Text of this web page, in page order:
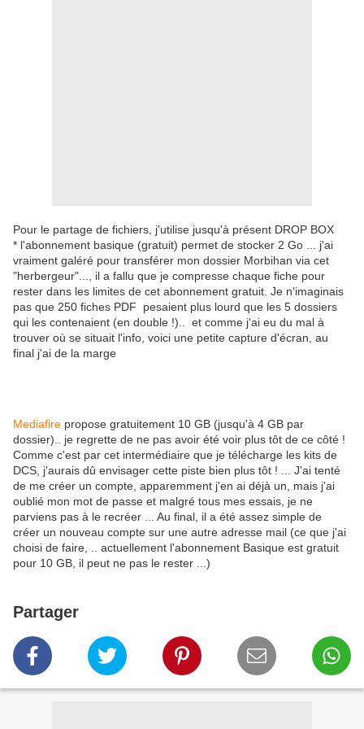
Pour le partage de fichiers, j'utilise jusqu'à présent DROP BOX
* l'abonnement basique (gratuit) permet de stocker 2 Go
... j'ai
vraiment galéré pour transférer mon dossier Morbihan via cet
"herbergeur"..., il a fallu que je compresse chaque fiche pour
rester dans les limites de cet abonnement gratuit. Je n'imaginais
pas que 250 fiches PDF pesaient plus lourd que les 5 dossiers
qui les contenaient (en double !).. et comme j'ai eu du mal à
trouver où se situait l'info, voici une petite capture d'écran, au
final j'ai de la marge
Mediafire propose gratuitement 10 GB (jusqu'à 4 GB par
dossier).. je regrette de ne pas avoir été voir plus tôt de ce côté !
Comme c'est par cet intermédiaire que je télécharge les kits de
DCS, j'aurais dû envisager cette piste bien plus tôt ! ... J'ai tenté
de me créer un compte, apparemment j'en ai déjà un, mais j'ai
oublié mon mot de passe et malgré tous mes essais, je ne
parviens pas à le recréer ... Au final, il a été assez simple de
créer un nouveau compte sur une autre adresse mail (ce que j'ai
choisi de faire, .. actuellement l'abonnement Basique est gratuit
pour 10 GB, il peut ne pas le rester ...)
Partager